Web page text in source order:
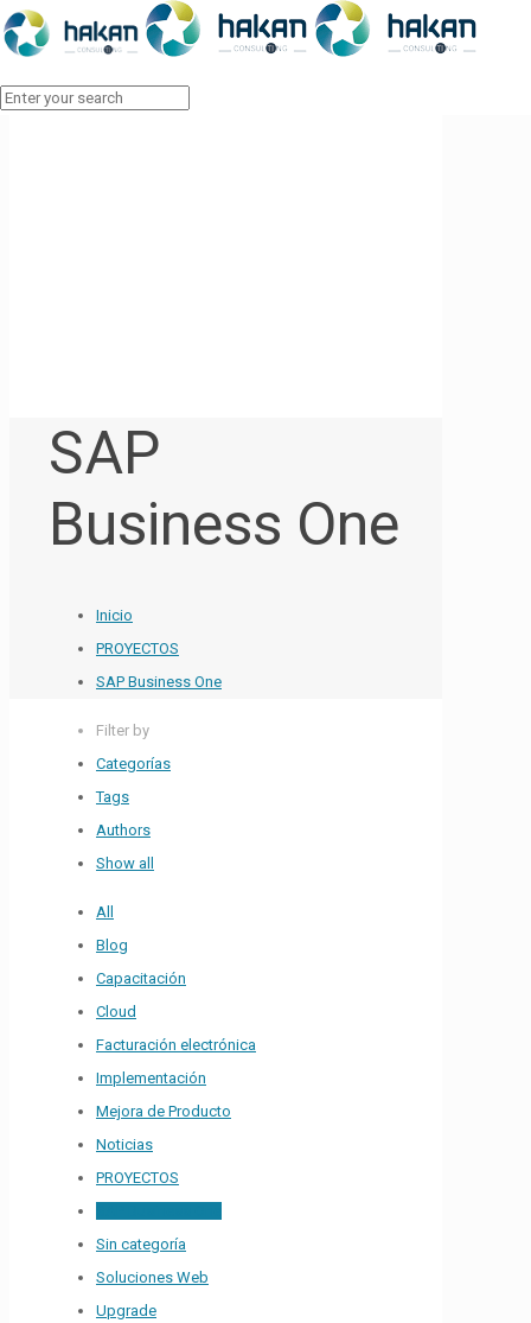
SAP
Business One
Inicio
PROYECTOS
SAP Business One
Filter by
Categorías
Tags
Authors
Show all
All
Blog
Capacitación
Cloud
Facturación electrónica
Implementación
Mejora de Producto
Noticias
PROYECTOS
Sin categoría
Soluciones Web
Upgrade